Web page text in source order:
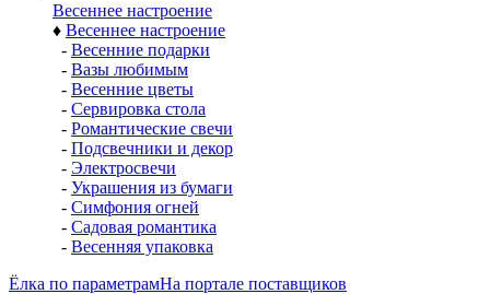
Весеннее настроение
♦ Весеннее настроение
- Весенние подарки
- Вазы любимым
- Весенние цветы
- Сервировка стола
- Романтические свечи
- Подсвечники и декор
- Электросвечи
- Украшения из бумаги
- Симфония огней
- Садовая романтика
- Весенняя упаковка
Ёлка по параметрамНа портале поставщиков